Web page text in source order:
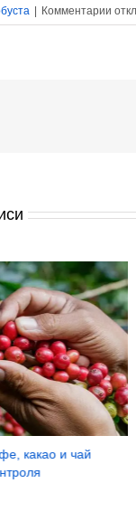
| Комментарии к
какао и чай